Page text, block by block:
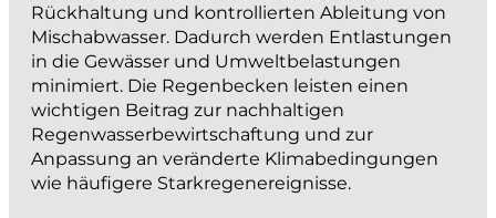
Strassenbau
Kanalisationsbau
Werkleitungen
Anlagen der Siedlungswasserwirtschaft
Wasserbau
Rückhaltung und kontrollierten Ableitung von
Mischabwasser. Dadurch werden Entlastungen
in die Gewässer und Umweltbelastungen
minimiert. Die Regenbecken leisten einen
wichtigen Beitrag zur nachhaltigen
Regenwasserbewirtschaftung und zur
Anpassung an veränderte Klimabedingungen
wie häufigere Starkregenereignisse.